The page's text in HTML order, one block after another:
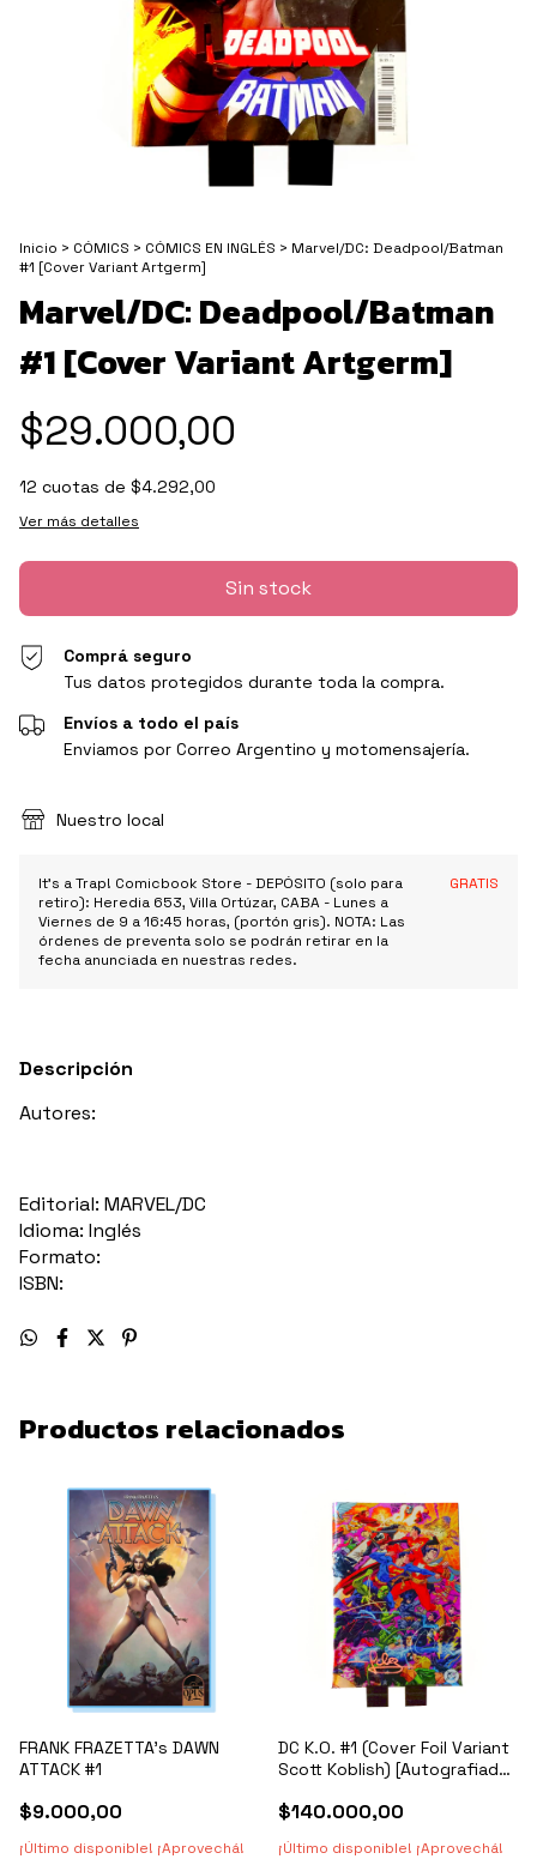
Inicio > CÓMICS > CÓMICS EN INGLÉS > Marvel/DC: Deadpool/Batman
#1 [Cover Variant Artgerm]
Marvel/DC: Deadpool/Batman
#1 [Cover Variant Artgerm]
$29.000,00
12 cuotas de $4.292,00
Ver más detalles
Comprá seguro
Tus datos protegidos durante toda la compra.
Envíos a todo el país
Enviamos por Correo Argentino y motomensajería.
Nuestro local
It's a Trap! Comicbook Store - DEPÓSITO (solo para
retiro): Heredia 653, Villa Ortúzar, CABA - Lunes a
Viernes de 9 a 16:45 horas, (portón gris). NOTA: Las
órdenes de preventa solo se podrán retirar en la
fecha anunciada en nuestras redes.
GRATIS
Descripción
Autores:
Editorial: MARVEL/DC
Idioma: Inglés
Formato:
ISBN:
Productos relacionados
FRANK FRAZETTA's DAWN
ATTACK #1
$9.000,00
¡Último disponible! ¡Aprovechá!
DC K.O. #1 (Cover Foil Variant
Scott Koblish) [Autografiado
$140.000,00
¡Último disponible! ¡Aprovechá!